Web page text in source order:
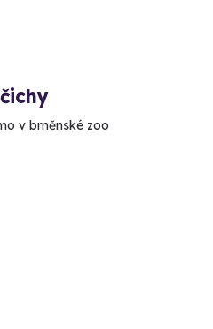
v brněnské zoo